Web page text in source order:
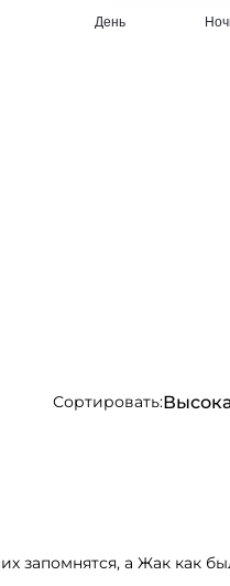
Сортировать:
а Жак как